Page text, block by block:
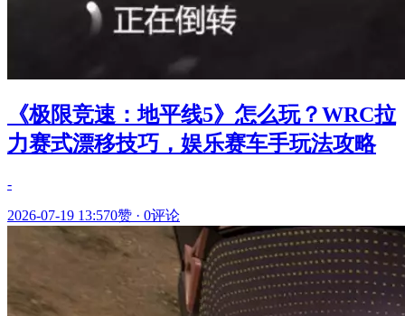
《极限竞速：地平线5》怎么玩？WRC拉
力赛式漂移技巧，娱乐赛车手玩法攻略
-
2026-07-19 13:570赞 · 0评论